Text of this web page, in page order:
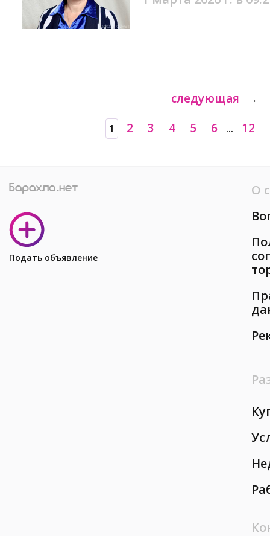
следующая →
1 2 3 4 5 6 ... 12
Подать объявление
О